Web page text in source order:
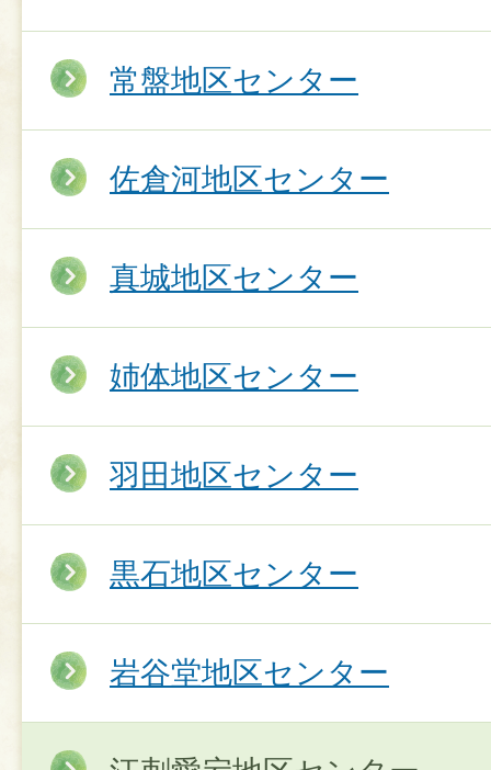
常盤地区センター
佐倉河地区センター
真城地区センター
姉体地区センター
羽田地区センター
黒石地区センター
岩谷堂地区センター